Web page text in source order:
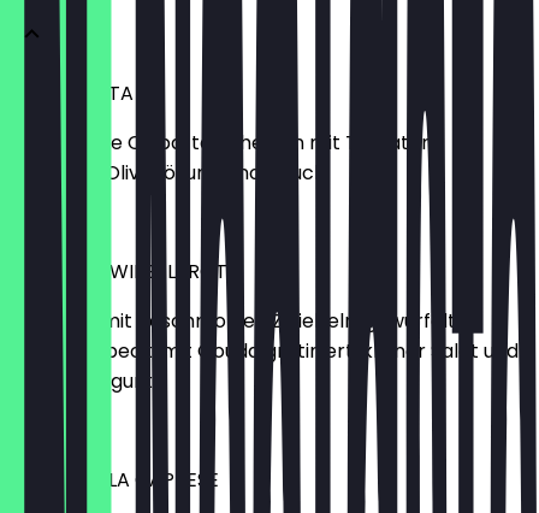
BRUSCHETTA
4 geröstete Ciabatta Scheiben mit Tomaten,
Basilikum, Olivenöl und Knoblauch
6,90 €
BERLINER ZWIEBELBROT
Landbrot mit geschmorten Zwiebeln, gewürfelter
Schinkenspeck, mit Gouda gratiniert, kleiner Salat und
Spreewaldgurke
MOZZARELLA CAPRESE